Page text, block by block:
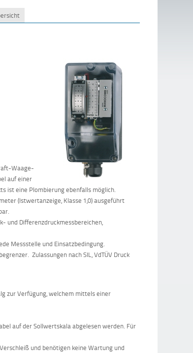
Waage-
auf einer
ist eine Plombierung ebenfalls möglich.
(Istwertanzeige, Klasse 1,0) ausgeführt
und Differenzdruckmessbereichen,
Messstelle und Einsatzbedingung.
Zulassungen nach SIL, VdTÜV Druck
zur Verfügung, welchem mittels einer
auf der Sollwertskala abgelesen werden. Für
und benötigen keine Wartung und